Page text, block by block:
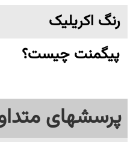
رنگ اکریلیک
پیگمنت چیست؟
پرسشهای